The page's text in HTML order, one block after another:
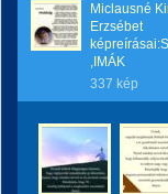
Miclausné
Erzsébet
,IMÁK
337 kép